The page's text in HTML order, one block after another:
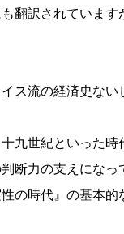
翻訳されていま
ス流の経済史な
九世紀といった
断力の支えにな
の時代』の基本的